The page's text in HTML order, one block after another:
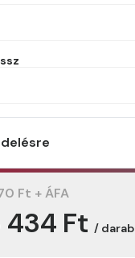
Ft + ÁFA
434 Ft / darab